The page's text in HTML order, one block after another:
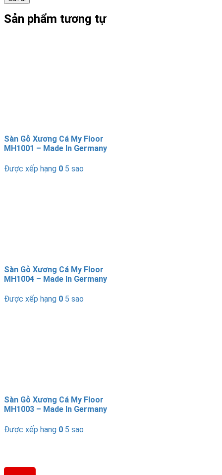
Sản phẩm tương tự
Sàn Gỗ Xương Cá My Floor
MH1001 – Made In Germany
Được xếp hạng 0 5 sao
Sàn Gỗ Xương Cá My Floor
MH1004 – Made In Germany
Được xếp hạng 0 5 sao
Sàn Gỗ Xương Cá My Floor
MH1003 – Made In Germany
Được xếp hạng 0 5 sao